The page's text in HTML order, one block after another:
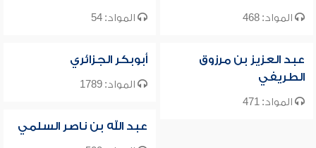
المواد: 468 المواد: 54
عبد العزيز بن مرزوق
الطريفي
المواد: 471
أبوبكر الجزائري
المواد: 1789
عبد الله بن ناصر السلمي